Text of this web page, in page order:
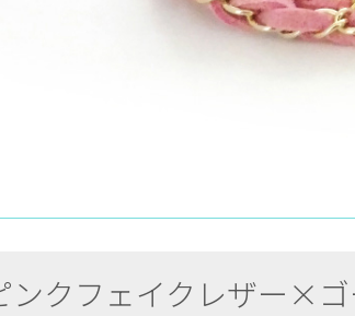
ンクフェイクレザー×